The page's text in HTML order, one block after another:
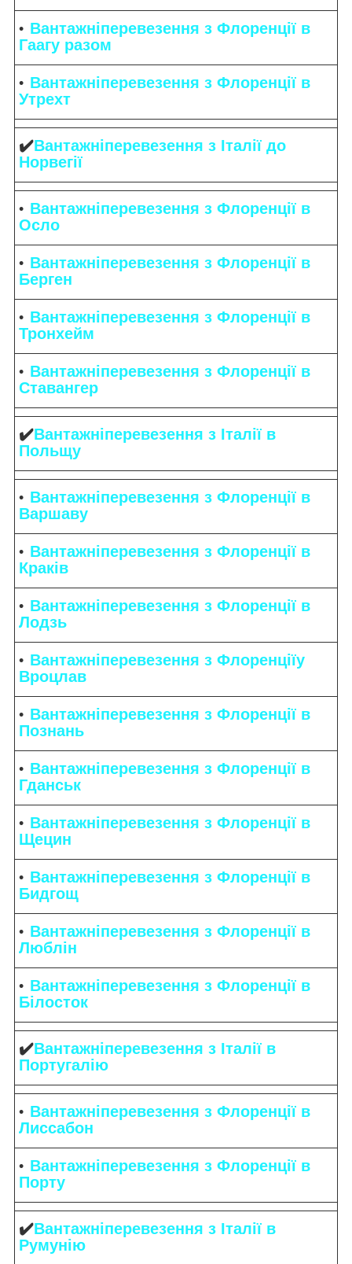
Вантажніперевезення з Флоренції в
Гаагу разом
Вантажніперевезення з Флоренції в
Утрехт
✔️Вантажніперевезення з Італії до
Норвегії
Вантажніперевезення з Флоренції в
Осло
Вантажніперевезення з Флоренції в
Берген
Вантажніперевезення з Флоренції в
Тронхейм
Вантажніперевезення з Флоренції в
Ставангер
✔️Вантажніперевезення з Італії в
Польщу
Вантажніперевезення з Флоренції в
Варшаву
Вантажніперевезення з Флоренції в
Краків
Вантажніперевезення з Флоренції в
Лодзь
Вантажніперевезення з Флоренціїу
Вроцлав
Вантажніперевезення з Флоренції в
Познань
Вантажніперевезення з Флоренції в
Гданськ
Вантажніперевезення з Флоренції в
Щецин
Вантажніперевезення з Флоренції в
Бидгощ
Вантажніперевезення з Флоренції в
Люблін
Вантажніперевезення з Флоренції в
Білосток
✔️Вантажніперевезення з Італії в
Португалію
Вантажніперевезення з Флоренції в
Лиссабон
Вантажніперевезення з Флоренції в
Порту
✔️Вантажніперевезення з Італії в
Румунію